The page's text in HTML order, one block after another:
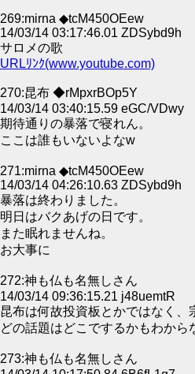
269:mirna ◆tcM450OEew
14/03/14 03:17:46.01 ZDSybd9h
サロメの歌
URLﾘﾝｸ(www.youtube.com)
270:昆布 ◆rMpxrBOp5Y
14/03/14 03:40:15.59 eGC/VDwy
期待通りの暴落で寝れん。
ここは誰もいないよなw
271:mirna ◆tcM450OEew
14/03/14 04:26:10.63 ZDSybd9h
暴落は終わりました。
明日はバクあげの日です。
また眠れませんね。
お大事に
272:神も仏も名無しさん
14/03/14 09:36:15.21 j48uemtR
昆布は何故投資板とかではなく、
どの話題はどこでするかもわから
273:神も仏も名無しさん